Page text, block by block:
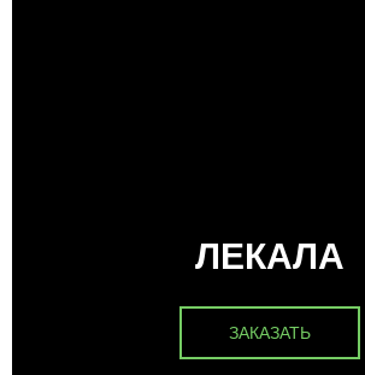
ЛЕКАЛА
ЗАКАЗАТЬ